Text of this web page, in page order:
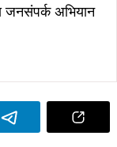
जनसंपर्क अभियान